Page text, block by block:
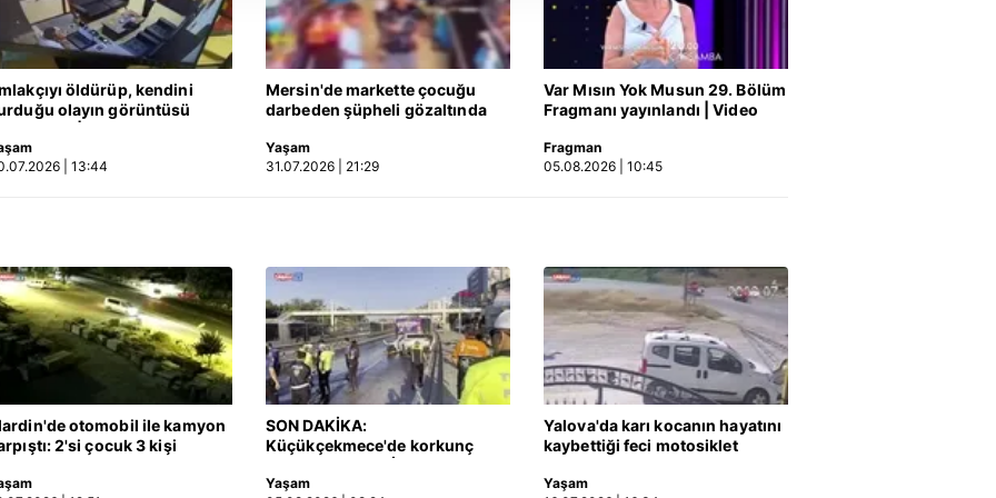
amaçlarıyla sınırlı olarak açık rızanız dahilinde kullanılacaktır.
yer alan panel vasıtasıyla belirleyebilirsiniz. Çerezlere ilişkin detaylı bilgi için Ayarlar
Metnimiziziyaret edebilirsiniz.
Kanunu uyarınca hazırlanmış Aydınlatma Metnimizi okumak ve sitemizde ilgili
öldürüp, kendini
olayın görüntüsü
| 13:44
Mersin'de markette çocuğu
darbeden şüpheli gözaltında
Yaşam
31.07.2026 | 21:29
Var Mısın Yok Musun 29. Bölüm
Fragmanı yayınlandı | Video
Fragman
05.08.2026 | 10:45
otomobil ile kamyon
2'si çocuk 3 kişi
SON DAKİKA:
Küçükçekmece'de korkunç
otobüsüne çarptı: 3 kişi
Yaşam
Yalova'da karı kocanın hayatını
kaybettiği feci motosiklet
yansıdı | Video
Yaşam